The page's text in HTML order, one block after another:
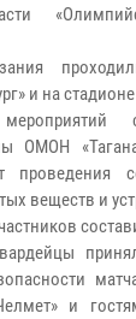
и на стадионе
ОМОН
проведения
веществ и
и